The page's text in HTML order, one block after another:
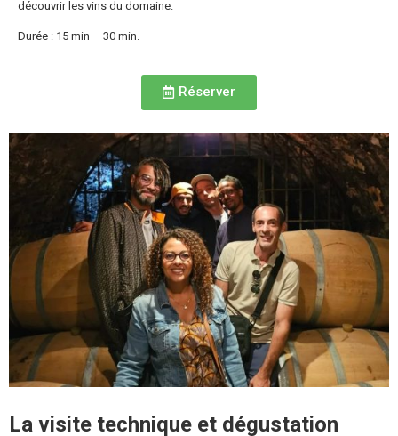
découvrir les vins du domaine.
Durée : 15 min – 30 min.
Réserver
La visite technique et dégustation